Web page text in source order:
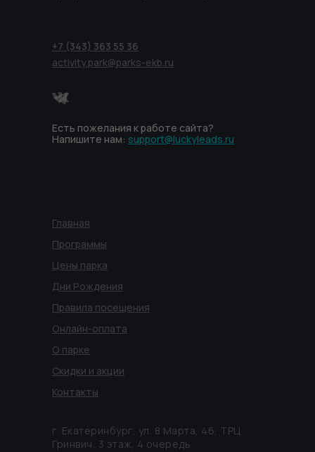
Главная
Программы
Цены парка
Правила посещения
Онлайн-оплата
+7 (343) 363 55 36
activity.park@parks-ekb.ru
г. Екатеринбург, ул. 8 Марта, 46, ТРЦ
Гринвич, 3 этаж, 4 очередь
Контакты
Скидки и акции
Дни Рождения
О парке
Есть пожелания к работе сайта?
Напишите нам: support@luckyleads.ru